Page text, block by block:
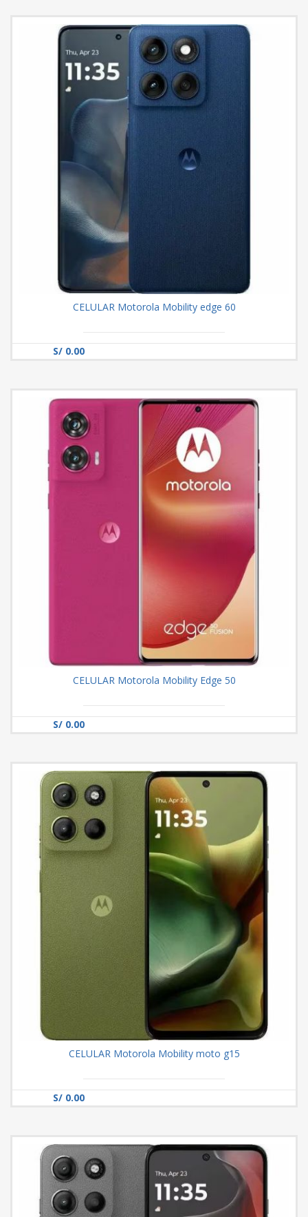
CELULAR Motorola Mobility edge 60
S/ 0.00
CELULAR Motorola Mobility Edge 50
S/ 0.00
CELULAR Motorola Mobility moto g15
S/ 0.00